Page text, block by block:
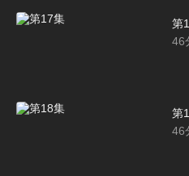
第
46
第
46